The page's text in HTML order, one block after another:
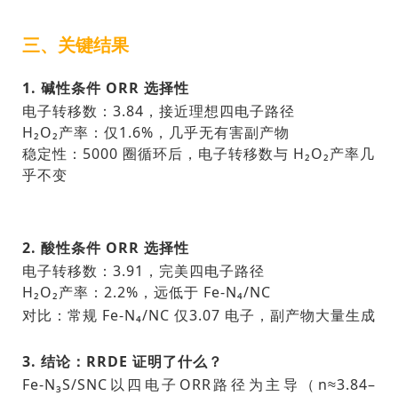
三、关键结果
1. 碱性条件 ORR 选择性
电子转移数：3.84，接近理想四电子路径
H₂O₂产率：仅1.6%，几乎无有害副产物
稳定性：5000 圈循环后，电子转移数与 H₂O₂产率几
乎不变
2. 酸性条件 ORR 选择性
电子转移数：3.91，完美四电子路径
H₂O₂产率：2.2%，远低于 Fe-N₄/NC
对比：常规 Fe-N₄/NC 仅3.07 电子 ，副产物大量生成
3. 结论：RRDE 证明了什么？
Fe-N₃S/SNC以四电子ORR路径为主导（n≈3.84–